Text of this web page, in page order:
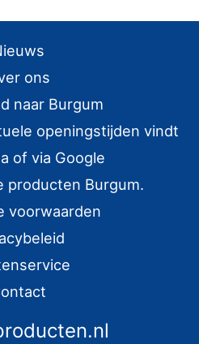
ons
naar Burgum
openingstijden vindt
of via Google
producten Burgum.
voorwaarden